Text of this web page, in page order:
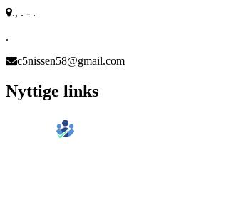
., . - .
.
c5nissen58@gmail.com
Nyttige links